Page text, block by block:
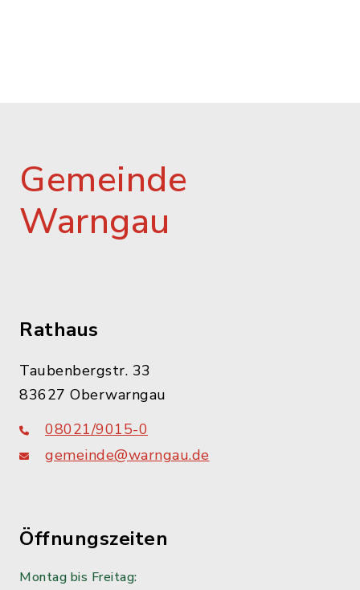
Gemeinde
Warngau
Rathaus
Taubenbergstr. 33
83627 Oberwarngau
08021/9015-0
gemeinde@warngau.de
Öffnungszeiten
Montag bis Freitag: